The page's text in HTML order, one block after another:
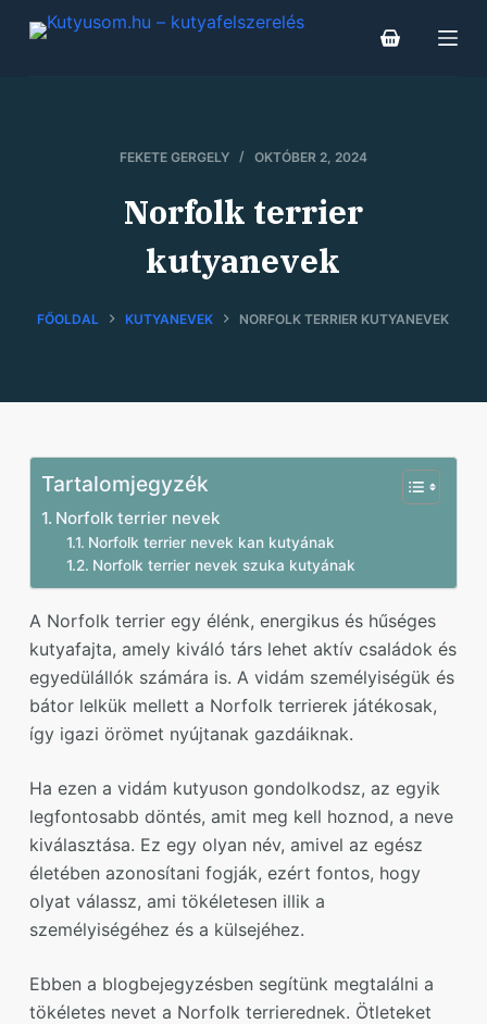
S
FEKETE GERGELY OKTÓBER 2, 2024
Norfolk terrier
kutyanevek
FŐOLDAL KUTYANEVEK NORFOLK TERRIER KUTYANEVEK
Tartalomjegyzék
Norfolk terrier nevek
Norfolk terrier nevek kan kutyának
Norfolk terrier nevek szuka kutyának
A Norfolk terrier egy élénk, energikus és hűséges
kutyafajta, amely kiváló társ lehet aktív családok és
egyedülállók számára is. A vidám személyiségük és
bátor lelkük mellett a Norfolk terrierek játékosak,
így igazi örömet nyújtanak gazdáiknak.
Ha ezen a vidám kutyuson gondolkodsz, az egyik
legfontosabb döntés, amit meg kell hoznod, a neve
kiválasztása. Ez egy olyan név, amivel az egész
életében azonosítani fogják, ezért fontos, hogy
olyat válassz, ami tökéletesen illik a
személyiségéhez és a külsejéhez.
Ebben a blogbejegyzésben segítünk megtalálni a
tökéletes nevet a Norfolk terrierednek. Ötleteket